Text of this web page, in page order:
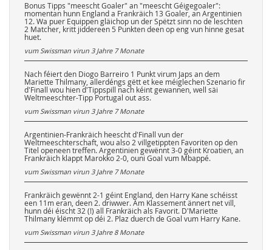
Bonus Tipps "meescht Goaler" an "meescht Géigegoaler":
momentan hunn England a Frankräich 13 Goaler, an Argentinien
12. Wa puer Equippen gläichop un der Spëtzt sinn no de leschten
2 Matcher, kritt jiddereen 5 Punkten deen op eng vun hinne gesat
huet.
vum Swissman virun 3 Jahre 7 Monate
Nach féiert den Diogo Barreiro 1 Punkt virum Japs an dem
Mariette Thilmany, allerdéngs gëtt et kee méiglechen Szenario fir
d'Finall wou hien d'Tippspill nach kéint gewannen, well säi
Weltmeeschter-Tipp Portugal out ass.
vum Swissman virun 3 Jahre 7 Monate
Argentinien-Frankräich heescht d'Finall vun der
Weltmeeschterschaft, wou also 2 villgetippten Favoriten op den
Titel openeen treffen. Argentinien gewënnt 3-0 géint Kroatien, an
Frankräich klappt Marokko 2-0, ouni Goal vum Mbappé.
vum Swissman virun 3 Jahre 7 Monate
Frankräich gewënnt 2-1 géint England, den Harry Kane schéisst
een 11m eran, deen 2. driwwer. Am Klassement ännert net vill,
hunn déi éischt 32 (!) all Frankräich als Favorit. D'Mariette
Thilmany klëmmt op déi 2. Plaz duerch de Goal vum Harry Kane.
vum Swissman virun 3 Jahre 8 Monate